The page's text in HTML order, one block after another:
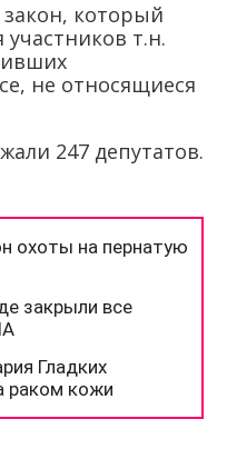
который
т.н.
не относящиеся
247 депутатов.